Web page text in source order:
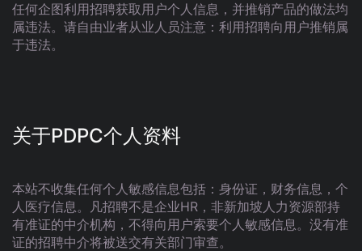
任何企图利用招聘获取用户个人信息，并推销产品的做法均
属违法。请自由业者从业人员注意：利用招聘向用户推销属
于违法。
关于PDPC个人资料
本站不收集任何个人敏感信息包括：身份证，财务信息，个
人医疗信息。凡招聘不是企业HR，非新加坡人力资源部持
有准证的中介机构，不得向用户索要个人敏感信息。没有准
证的招聘中介将被送交有关部门审查。